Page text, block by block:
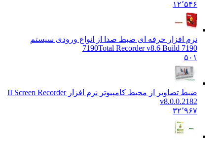
۱۲٬۵۴۶
نرم افزار حرفه ای ضبط صدا از انواع ورودی سیستم
7190Total Recorder v8.6 Build 7190
ضبط تصاویر از محیط کامپیوتر نرم افزار II Screen Recorder
v8.0.0.2182
۳۲٬۹۶۷